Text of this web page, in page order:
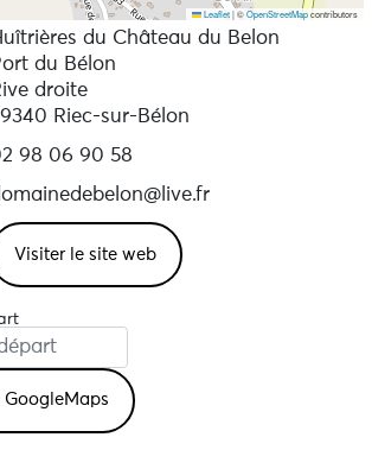
Leaflet |©OpenStreetMapcontributors
du Château du Belon
du Bélon
droite
Riec-sur-Bélon
98 06 90 58
Visiter le site web